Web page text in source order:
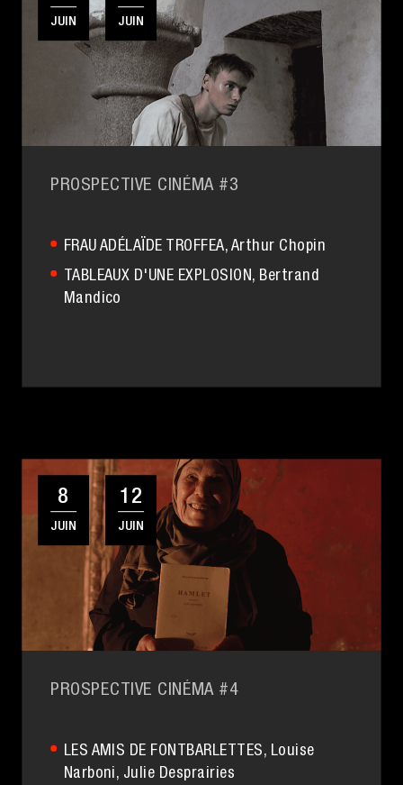
JUIN JUIN
PROSPECTIVE CINÉMA #3
FRAU ADÉLAÏDE TROFFEA, Arthur Chopin
TABLEAUX D'UNE EXPLOSION, Bertrand
Mandico
8
JUIN
12
JUIN
PROSPECTIVE CINÉMA #4
LES AMIS DE FONTBARLETTES, Louise
Narboni, Julie Desprairies